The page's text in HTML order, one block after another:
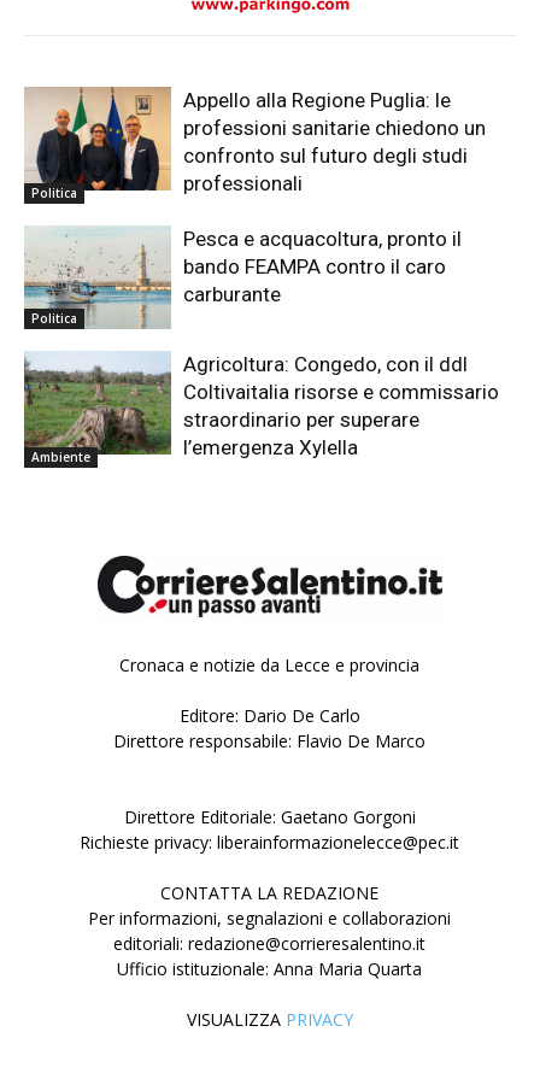
Politica
Appello alla Regione Puglia: le
professioni sanitarie chiedono un
confronto sul futuro degli studi
professionali
Politica
Pesca e acquacoltura, pronto il
bando FEAMPA contro il caro
carburante
Ambiente
Agricoltura: Congedo, con il ddl
Coltivaitalia risorse e commissario
straordinario per superare
l’emergenza Xylella
Cronaca e notizie da Lecce e provincia
Editore: Dario De Carlo
Direttore responsabile: Flavio De Marco
Direttore Editoriale: Gaetano Gorgoni
Richieste privacy: liberainformazionelecce@pec.it
CONTATTA LA REDAZIONE
Per informazioni, segnalazioni e collaborazioni
editoriali: redazione@corrieresalentino.it
Ufficio istituzionale: Anna Maria Quarta
VISUALIZZA PRIVACY